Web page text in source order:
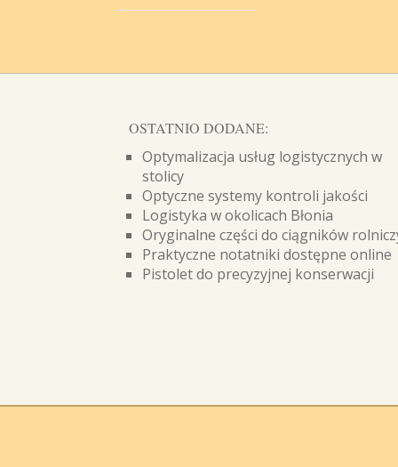
OSTATNIO DODANE:
Optymalizacja usług logistycznych w
stolicy
Optyczne systemy kontroli jakości
Logistyka w okolicach Błonia
Oryginalne części do ciągników
Praktyczne notatniki dostępne online
Pistolet do precyzyjnej konserwacji